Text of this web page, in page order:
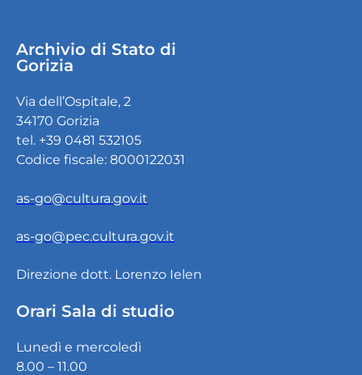
Archivio di Stato di
Gorizia
Via dell’Ospitale, 2
34170 Gorizia
tel. +39 0481 532105
Codice fiscale: 8000122031
as-go@cultura.gov.it
as-go@pec.cultura.gov.it
Direzione dott. Lorenzo Ielen
Orari Sala di studio
Lunedì e mercoledì
8.00 – 11.00